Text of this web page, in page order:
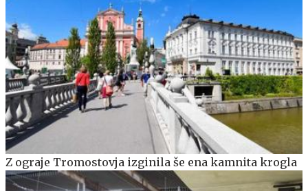
Z ograje Tromostovja izginila še ena kamnita krogla